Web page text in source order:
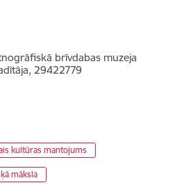
brīvdabas muzeja
29422779
kultūras mantojums
māksla